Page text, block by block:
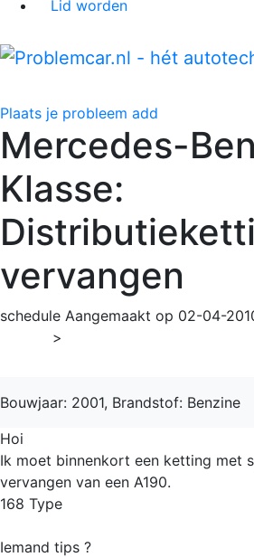
Lid worden
Plaats je probleem add
Mercedes-
Klasse:
vervangen
schedule Aangemaakt op 02-04-
>
Bouwjaar: 2001, Brandstof: Benzine
Hoi
Ik moet binnenkort een ketting met
vervangen van een A190.
168 Type
Iemand tips ?